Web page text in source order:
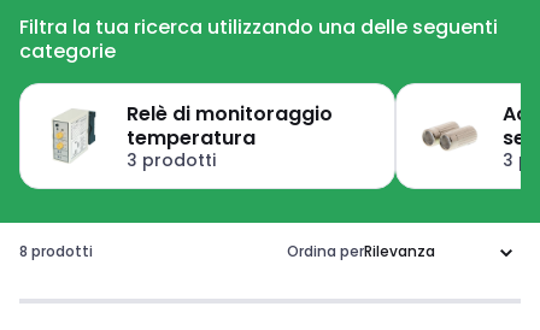
Filtra la tua ricerca utilizzando una delle seguenti
categorie
Relè di monitoraggio
temperatura
3 prodotti 3
8 prodotti Ordina per